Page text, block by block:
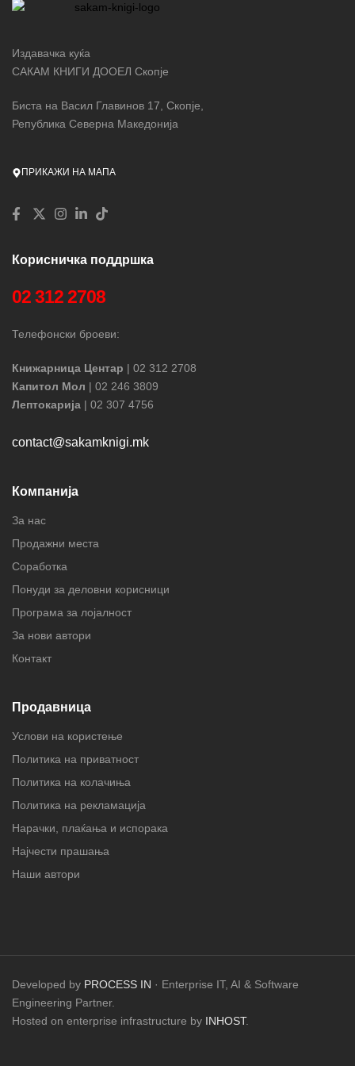
се поврзуваат.
Издавачка куќа
САКАМ КНИГИ ДООЕЛ Скопје
Биста на Васил Главинов 17, Скопје,
Република Северна Македонија
ПРИКАЖИ НА МАПА
Корисничка поддршка
02 312 2708
Телефонски броеви:
Книжарница Центар | 02 312 2708
Капитол Мол | 02 246 3809
Лептокарија | 02 307 4756
contact@sakamknigi.mk
Компанија
За нас
Продажни места
Соработка
Понуди за деловни корисници
Програма за лојалност
За нови автори
Контакт
Продавница
Услови на користење
Политика на приватност
Политика на колачиња
Политика на рекламација
Нарачки, плаќања и испорака
Најчести прашања
Наши автори
Developed by PROCESS IN · Enterprise IT, AI & Software
Engineering Partner.
Hosted on enterprise infrastructure by INHOST.